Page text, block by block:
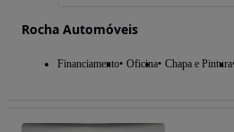
Rocha Automóveis
Financiamento Oficina Chapa e Pintura